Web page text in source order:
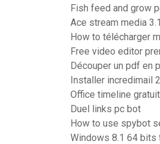
Fish feed and grow
Ace stream media
How to télécharger
Free video editor
Découper un pdf en
Installer incredimail
Office timeline gratuit
Duel links pc bot
How to use spybot
Windows 8.1 64 bits